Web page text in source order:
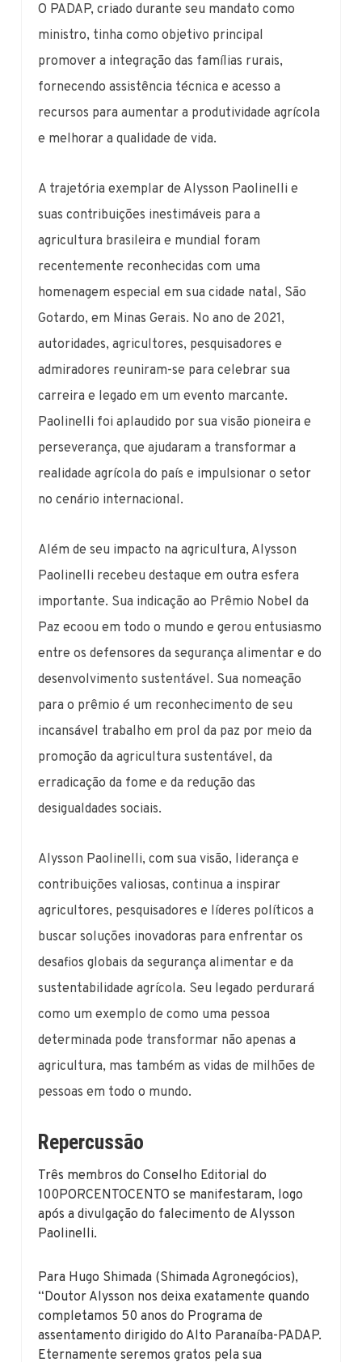
O PADAP, criado durante seu mandato como
ministro, tinha como objetivo principal
promover a integração das famílias rurais,
fornecendo assistência técnica e acesso a
recursos para aumentar a produtividade agrícola
e melhorar a qualidade de vida.
A trajetória exemplar de Alysson Paolinelli e
suas contribuições inestimáveis para a
agricultura brasileira e mundial foram
recentemente reconhecidas com uma
homenagem especial em sua cidade natal, São
Gotardo, em Minas Gerais. No ano de 2021,
autoridades, agricultores, pesquisadores e
admiradores reuniram-se para celebrar sua
carreira e legado em um evento marcante.
Paolinelli foi aplaudido por sua visão pioneira e
perseverança, que ajudaram a transformar a
realidade agrícola do país e impulsionar o setor
no cenário internacional.
Além de seu impacto na agricultura, Alysson
Paolinelli recebeu destaque em outra esfera
importante. Sua indicação ao Prêmio Nobel da
Paz ecoou em todo o mundo e gerou entusiasmo
entre os defensores da segurança alimentar e do
desenvolvimento sustentável. Sua nomeação
para o prêmio é um reconhecimento de seu
incansável trabalho em prol da paz por meio da
promoção da agricultura sustentável, da
erradicação da fome e da redução das
desigualdades sociais.
Alysson Paolinelli, com sua visão, liderança e
contribuições valiosas, continua a inspirar
agricultores, pesquisadores e líderes políticos a
buscar soluções inovadoras para enfrentar os
desafios globais da segurança alimentar e da
sustentabilidade agrícola. Seu legado perdurará
como um exemplo de como uma pessoa
determinada pode transformar não apenas a
agricultura, mas também as vidas de milhões de
pessoas em todo o mundo.
Repercussão
Três membros do Conselho Editorial do
100PORCENTOCENTO se manifestaram, logo
após a divulgação do falecimento de Alysson
Paolinelli.
Para Hugo Shimada (Shimada Agronegócios),
“Doutor Alysson nos deixa exatamente quando
completamos 50 anos do Programa de
assentamento dirigido do Alto Paranaíba-PADAP.
Eternamente seremos gratos pela sua